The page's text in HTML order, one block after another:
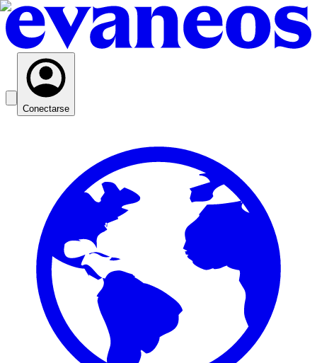
Conectarse